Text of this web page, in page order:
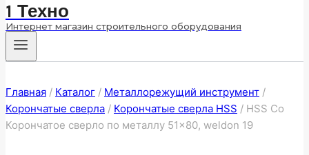
1 Техно
Интернет магазин строительного оборудования
Главная / Каталог / Металлорежущий инструмент /
Корончатые сверла / Корончатые сверла HSS / HSS Co
Корончатое сверло по металлу 51×80, weldon 19